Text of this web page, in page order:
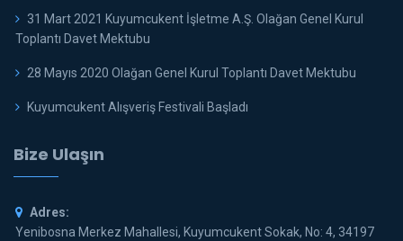
31 Mart 2021 Kuyumcukent İşletme A.Ş. Olağan Genel Kurul
Toplantı Davet Mektubu
28 Mayıs 2020 Olağan Genel Kurul Toplantı Davet Mektubu
Kuyumcukent Alışveriş Festivali Başladı
Bize Ulaşın
Adres:
Yenibosna Merkez Mahallesi, Kuyumcukent Sokak, No: 4, 34197